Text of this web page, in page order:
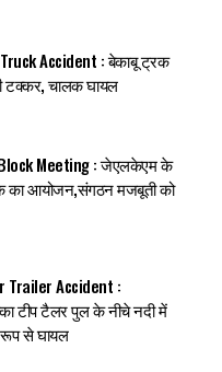
Accident : बेकाबू ट्रक
टक्कर, चालक घायल
Meeting : जेएलकेएम के
का आयोजन,संगठन मजबूती को
Trailer Accident :
टीप टैलर पुल के नीचे नदी में
रूप से घायल